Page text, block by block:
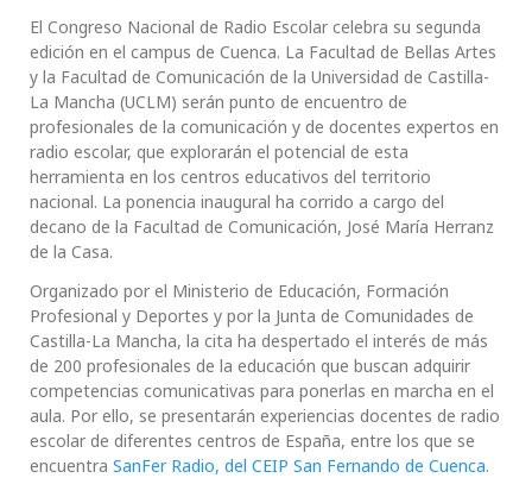
El Congreso Nacional de Radio Escolar celebra su segunda
edición en el campus de Cuenca. La Facultad de Bellas Artes
y la Facultad de Comunicación de la Universidad de Castilla-
La Mancha (UCLM) serán punto de encuentro de
profesionales de la comunicación y de docentes expertos en
radio escolar, que explorarán el potencial de esta
herramienta en los centros educativos del territorio
nacional. La ponencia inaugural ha corrido a cargo del
decano de la Facultad de Comunicación, José María Herranz
de la Casa.
Organizado por el Ministerio de Educación, Formación
Profesional y Deportes y por la Junta de Comunidades de
Castilla-La Mancha, la cita ha despertado el interés de más
de 200 profesionales de la educación que buscan adquirir
competencias comunicativas para ponerlas en marcha en el
aula. Por ello, se presentarán experiencias docentes de radio
escolar de diferentes centros de España, entre los que se
encuentra SanFer Radio, del CEIP San Fernando de Cuenca.